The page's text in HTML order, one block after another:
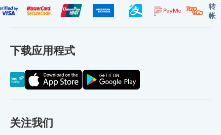
转
帐
下载应用程式
关注我们